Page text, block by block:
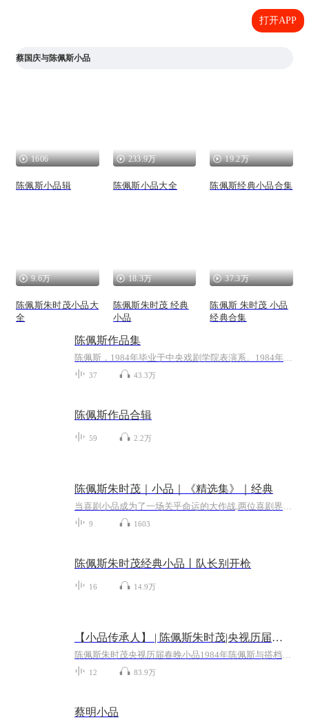
打开APP
蔡国庆与陈佩斯小品
1606
陈佩斯小品辑
233.9万
陈佩斯小品大全
19.2万
陈佩斯经典小品合集
9.6万
陈佩斯朱时茂小品大
全
18.3万
陈佩斯朱时茂 经典
小品
37.3万
陈佩斯 朱时茂 小品
经典合集
陈佩斯作品集
陈佩斯，1984年毕业于中央戏剧学院表演系。1984年在中央电视台的春节联欢晚会上与搭档朱时茂表演小品《吃面条》，被观众所识。此后多次在春节晚会出演小品，包括《主角与配角》、《警察与小偷》、《羊肉串》等脍炙人口的作品。1999年为国漫经典《宝莲灯》孙悟空配音。2016年1月6日获颁"2015中华文化人物"奖项 。中国电影百花奖最佳男配角奖。1978-2004年度最有影响中国影星
37 43.3万
陈佩斯作品合辑
59 2.2万
陈佩斯朱时茂｜小品｜《精选集》｜经典
当喜剧小品成为了一场关乎命运的大作战,两位喜剧界的老将携手挑战全新高度!一个是脱口秀的老手,极尽荒诞之能事;另一人是小品教父级别的高手,情景剧中的行走戏份。节目开幕之际,两人恍若隔空相望的陌生人,摩擦与分歧叠叠不休。但一个个出人意料的笑料狂飙突...
9 1603
陈佩斯朱时茂经典小品丨队长别开枪
16 14.9万
【小品传承人】 | 陈佩斯朱时茂|央视历届春晚小品
陈佩斯朱时茂央视历届春晚小品1984年陈佩斯与搭档朱时茂在中央电视台的春节联欢晚会上表演小品《吃面条》，被大众所熟知。此后多次在春节晚会出演小品，包括《主角与配角》《警察与小偷》《羊肉串》等脍炙人口的作品 。本次专辑收录总共12部小品，一口气...
12 83.9万
蔡明小品